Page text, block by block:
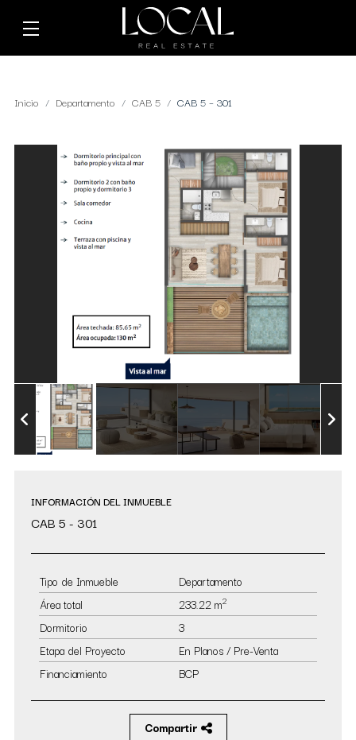
Inicio Departamento CAB 5 CAB 5 – 301
INFORMACIÓN DEL INMUEBLE
CAB 5 - 301
Tipo de Inmueble
Departamento
Área total
233.22 m2
Dormitorio
3
Etapa del Proyecto
En Planos / Pre-Venta
Financiamiento
BCP
Compartir